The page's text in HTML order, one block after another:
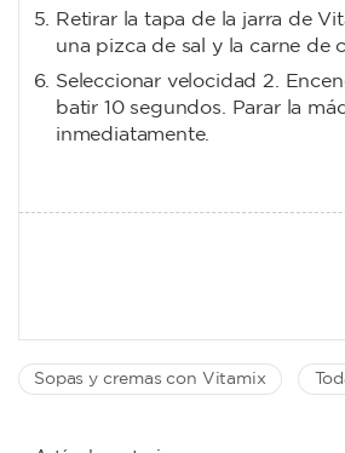
Retirar la tapa de la jarra de
una pizca de sal y la carne de
Seleccionar velocidad 2.
batir 10 segundos. Parar la
inmediatamente.
Sopas y cremas con Vitamix